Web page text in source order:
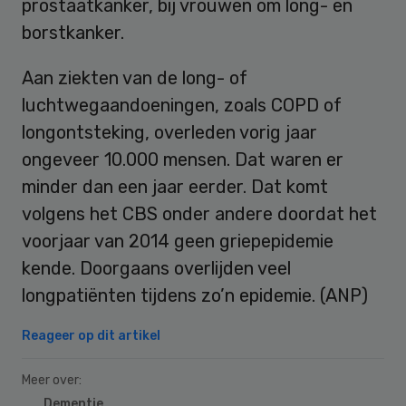
prostaatkanker, bij vrouwen om long- en
borstkanker.
Aan ziekten van de long- of
luchtwegaandoeningen, zoals COPD of
longontsteking, overleden vorig jaar
ongeveer 10.000 mensen. Dat waren er
minder dan een jaar eerder. Dat komt
volgens het CBS onder andere doordat het
voorjaar van 2014 geen griepepidemie
kende. Doorgaans overlijden veel
longpatiënten tijdens zo’n epidemie. (ANP)
Reageer op dit artikel
Meer over: